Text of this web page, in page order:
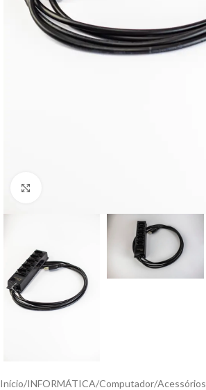
Início/INFORMÁTICA/Computador/Acessórios